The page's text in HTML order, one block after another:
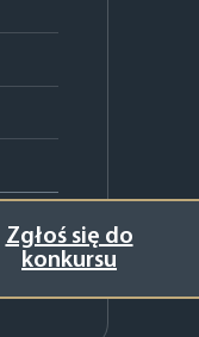
Zgłoś się do
konkursu